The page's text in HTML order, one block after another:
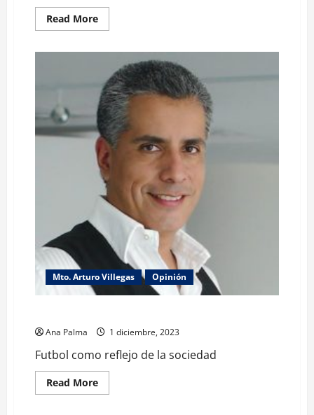
Read MoreRead
more
tiene
su
proyecto?
Mto. Arturo Villegas Opinión
Ana Palma 1 diciembre, 2023
Futbol como reflejo de la sociedad
Read MoreRead
more